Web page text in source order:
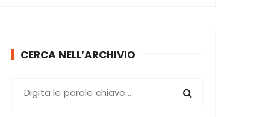
CERCA NELL’ARCHIVIO